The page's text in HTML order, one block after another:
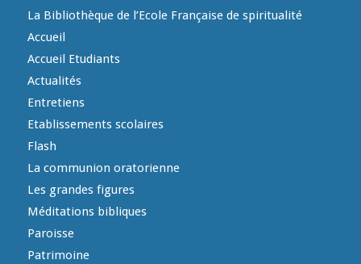
La Bibliothèque de l’Ecole Française de spiritualité
Accueil
Accueil Etudiants
Actualités
Entretiens
Etablissements scolaires
Flash
La communion oratorienne
Les grandes figures
Méditations bibliques
Paroisse
Patrimoine